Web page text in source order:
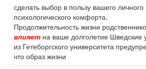
сделать выбор в пользу вашего личного
психологического комфорта.
Продолжительность жизни
влияет на ваше долголетие Шведские
из Гетеборгского университета
что образ жизни